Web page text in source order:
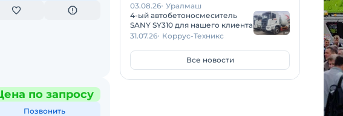
по запросу
Позвонить
03.08.26 Уралмаш
4-ый автобетоносмеситель
SANY SY310 для нашего клиента
31.07.26 Коррус-Техникс
Все новости